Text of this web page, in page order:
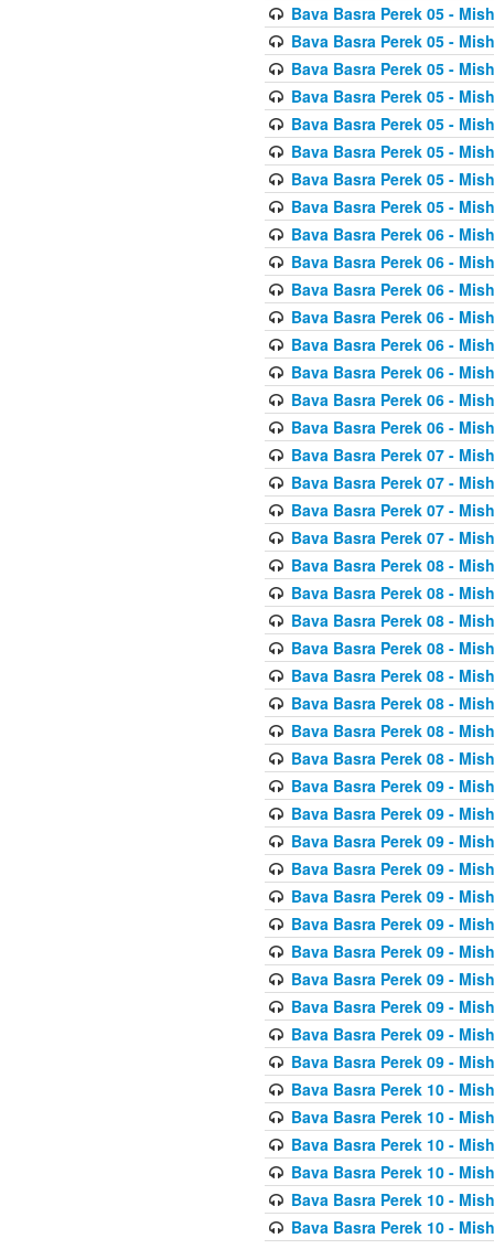
Bava Basra Perek 05 -
Bava Basra Perek 05 -
Bava Basra Perek 05 -
Bava Basra Perek 05 -
Bava Basra Perek 05 -
Bava Basra Perek 05 -
Bava Basra Perek 05 -
Bava Basra Perek 05 -
Bava Basra Perek 06 -
Bava Basra Perek 06 -
Bava Basra Perek 06 -
Bava Basra Perek 06 -
Bava Basra Perek 06 -
Bava Basra Perek 06 -
Bava Basra Perek 06 -
Bava Basra Perek 06 -
Bava Basra Perek 07 -
Bava Basra Perek 07 -
Bava Basra Perek 07 -
Bava Basra Perek 07 -
Bava Basra Perek 08 -
Bava Basra Perek 08 -
Bava Basra Perek 08 -
Bava Basra Perek 08 -
Bava Basra Perek 08 -
Bava Basra Perek 08 -
Bava Basra Perek 08 -
Bava Basra Perek 08 -
Bava Basra Perek 09 -
Bava Basra Perek 09 -
Bava Basra Perek 09 -
Bava Basra Perek 09 -
Bava Basra Perek 09 -
Bava Basra Perek 09 -
Bava Basra Perek 09 -
Bava Basra Perek 09 -
Bava Basra Perek 09 -
Bava Basra Perek 09 -
Bava Basra Perek 09 -
Bava Basra Perek 10 -
Bava Basra Perek 10 -
Bava Basra Perek 10 -
Bava Basra Perek 10 -
Bava Basra Perek 10 -
Bava Basra Perek 10 -